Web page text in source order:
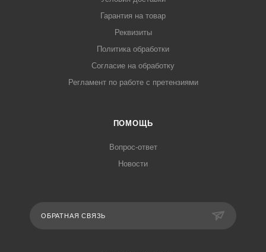
Гарантия на товар
Реквизиты
Политика обработки
Согласие на обработку
Регламент по работе с претензиями
ПОМОЩЬ
Вопрос-ответ
Новости
ОБРАТНАЯ СВЯЗЬ